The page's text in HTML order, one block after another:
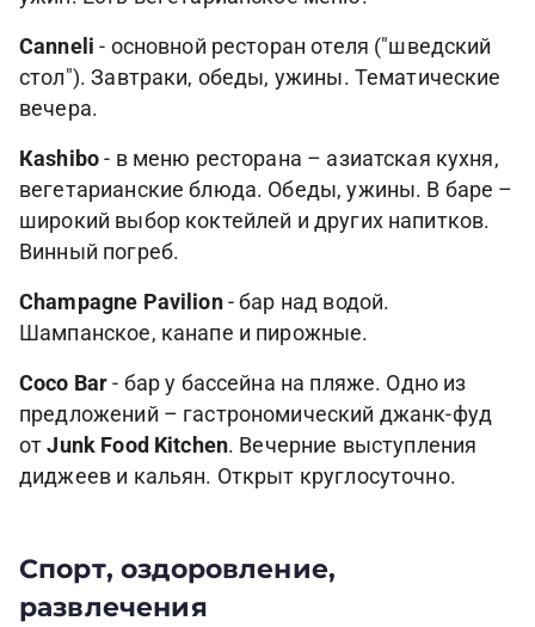
Сanneli - основной ресторан отеля ("шведский
стол"). Завтраки, обеды, ужины. Тематические
вечера.
Кashibo - в меню ресторана – азиатская кухня,
вегетарианские блюда. Обеды, ужины. В баре –
широкий выбор коктейлей и других напитков.
Винный погреб.
Сhampagne Pavilion- бар над водой.
Шампанское, канапе и пирожные.
Сoco Bar - бар у бассейна на пляже. Одно из
предложений – гастрономический джанк-фуд
отJunk Food Kitchen. Вечерние выступления
диджеев и кальян. Открыт круглосуточно.
Спорт, оздоровление,
развлечения